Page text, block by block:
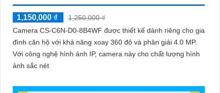
1,150,000 ₫
1,250,000 ₫
Camera CS-C6N-D0-8B4WF được thiết kế dành riêng cho gia
đình căn hộ với khả năng xoay 360 độ và phân giải 4.0 MP.
Với công nghệ hình ảnh IP, camera này cho chất lượng hình
ảnh sắc nét